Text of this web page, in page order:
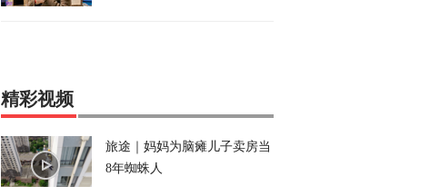
精彩视频
旅途｜妈妈为脑瘫儿子卖房当
8年蜘蛛人